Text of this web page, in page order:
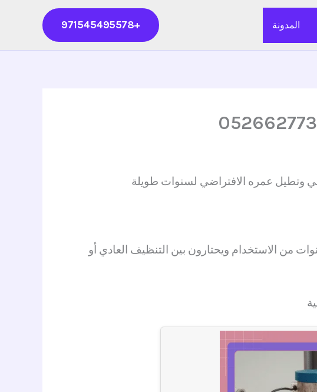
المدونة +971545495578
وتطيل عمره الافتراضي لسنوات طويلة
من الاستخدام ويحتارون بين التنظيف العادي أو